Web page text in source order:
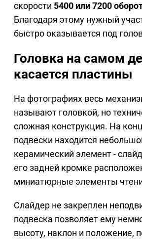
скорости 5400 или 7200
Благодаря этому нужный
быстро оказывается под
Головка на самом
касается пластины
На фотографиях весь
называют головкой, но
сложная конструкция. На
подвески находится
керамический элемент -
его задней кромке
миниатюрные элементы
Слайдер не закреплен
подвеска позволяет ему
высоту, наклон и положение,